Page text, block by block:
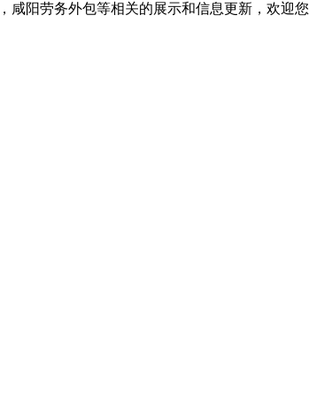
咸阳劳务外包等相关的展示和信息更新，欢迎